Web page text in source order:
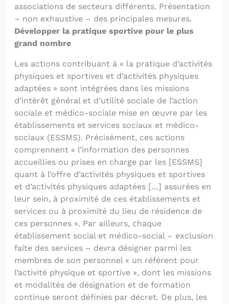
associations de secteurs différents. Présentation
– non exhaustive – des principales mesures.
Développer la pratique sportive pour le plus
grand nombre
Les actions contribuant à « la pratique d’activités
physiques et sportives et d’activités physiques
adaptées » sont intégrées dans les missions
d’intérêt général et d’utilité sociale de l’action
sociale et médico-sociale mise en œuvre par les
établissements et services sociaux et médico-
sociaux (ESSMS). Précisément, ces actions
comprennent « l’information des personnes
accueillies ou prises en charge par les [ESSMS]
quant à l’offre d’activités physiques et sportives
et d’activités physiques adaptées […] assurées en
leur sein, à proximité de ces établissements et
services ou à proximité du lieu de résidence de
ces personnes ». Par ailleurs, chaque
établissement social et médico-social – exclusion
faite des services – devra désigner parmi les
membres de son personnel « un référent pour
l’activité physique et sportive », dont les missions
et modalités de désignation et de formation
continue seront définies par décret. De plus, les